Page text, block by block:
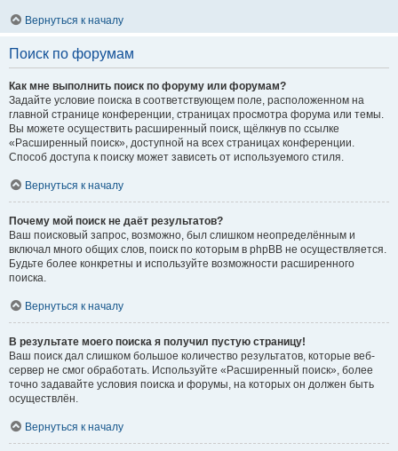
Вернуться к началу
Поиск по форумам
Как мне выполнить поиск по форуму или форумам?
Задайте условие поиска в соответствующем поле, расположенном на
главной странице конференции, страницах просмотра форума или темы.
Вы можете осуществить расширенный поиск, щёлкнув по ссылке
«Расширенный поиск», доступной на всех страницах конференции.
Способ доступа к поиску может зависеть от используемого стиля.
Вернуться к началу
Почему мой поиск не даёт результатов?
Ваш поисковый запрос, возможно, был слишком неопределённым и
включал много общих слов, поиск по которым в phpBB не осуществляется.
Будьте более конкретны и используйте возможности расширенного
поиска.
Вернуться к началу
В результате моего поиска я получил пустую страницу!
Ваш поиск дал слишком большое количество результатов, которые веб-
сервер не смог обработать. Используйте «Расширенный поиск», более
точно задавайте условия поиска и форумы, на которых он должен быть
осуществлён.
Вернуться к началу